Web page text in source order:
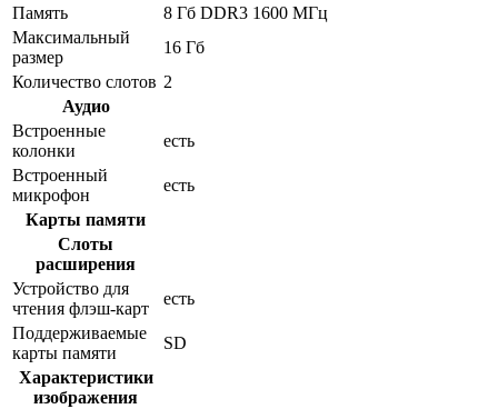
Память
8 Гб DDR3 1600 МГц
Максимальный
размер
16 Гб
Количество слотов 2
Аудио
Встроенные
колонки
есть
Встроенный
микрофон
есть
Карты памяти
Слоты
расширения
Устройство для
чтения флэш-карт
есть
Поддерживаемые
карты памяти
SD
Характеристики
изображения